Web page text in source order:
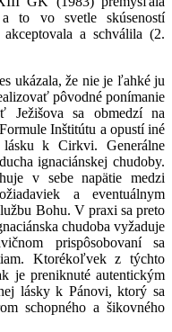
vo svetle skúseností
a schválila (2.
ukázala, že nie je ľahké ju
pôvodné ponímanie
Ježišova sa obmedzí na
Inštitútu a opustí iné
k Cirkvi. Generálne
ignaciánskej chudoby.
v sebe napätie medzi
a eventuálnym
Bohu. V praxi sa preto
chudoba vyžaduje
prispôsobovaní sa
Ktorékoľvek z týchto
je preniknuté autentickým
lásky k Pánovi, ktorý sa
schopného a šikovného